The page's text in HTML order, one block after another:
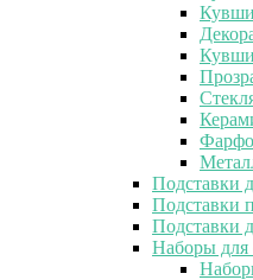
Подставки
Подставки
Подставки
Наборы для